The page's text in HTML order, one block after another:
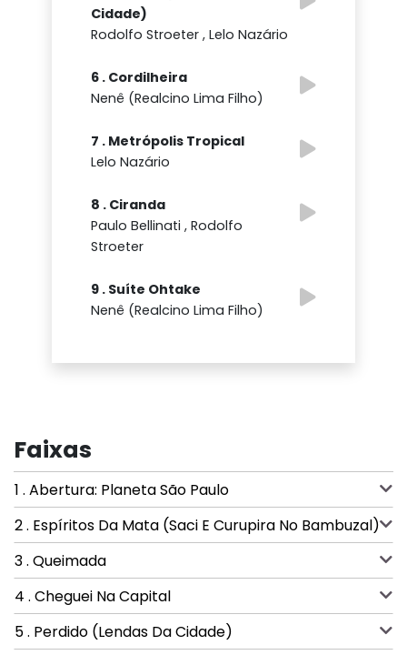
Cidade)
Rodolfo Stroeter , Lelo Nazário
6 . Cordilheira
Nenê (Realcino Lima Filho)
7 . Metrópolis Tropical
Lelo Nazário
8 . Ciranda
Paulo Bellinati , Rodolfo
Stroeter
9 . Suíte Ohtake
Nenê (Realcino Lima Filho)
Faixas
1 . Abertura: Planeta São Paulo
2 . Espíritos Da Mata (Saci E Curupira No Bambuzal)
3 . Queimada
4 . Cheguei Na Capital
5 . Perdido (Lendas Da Cidade)